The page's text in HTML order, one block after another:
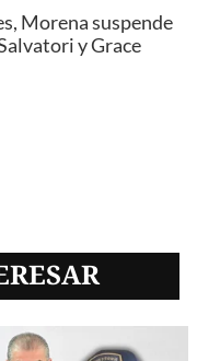
Morena suspende
y Grace